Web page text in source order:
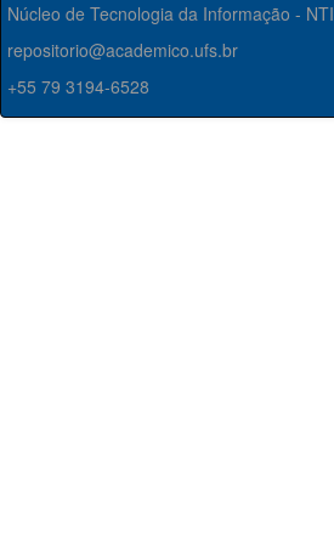
Núcleo de Tecnologia da Informação - NTI
repositorio@academico.ufs.br
+55 79 3194-6528